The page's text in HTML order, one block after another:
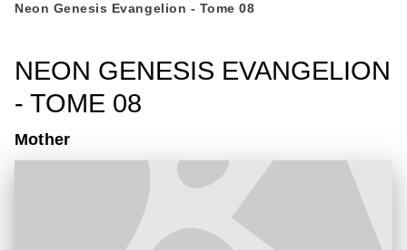
Neon Genesis Evangelion - Tome 08
NEON GENESIS EVANGELION
- TOME 08
Mother